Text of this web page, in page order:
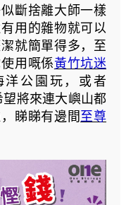
斷捨離大師一樣
用的雜物就可以
就簡單得多，至
用嘅係黃竹坑迷
洋公園玩，或者
將來連大嶼山都
睇睇有邊間至尊